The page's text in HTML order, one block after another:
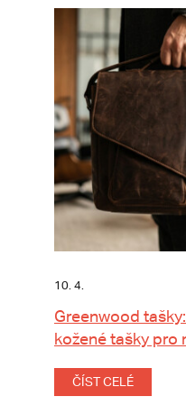
10. 4.
Greenwood
kožené tašky pro
ČÍST CELÉ